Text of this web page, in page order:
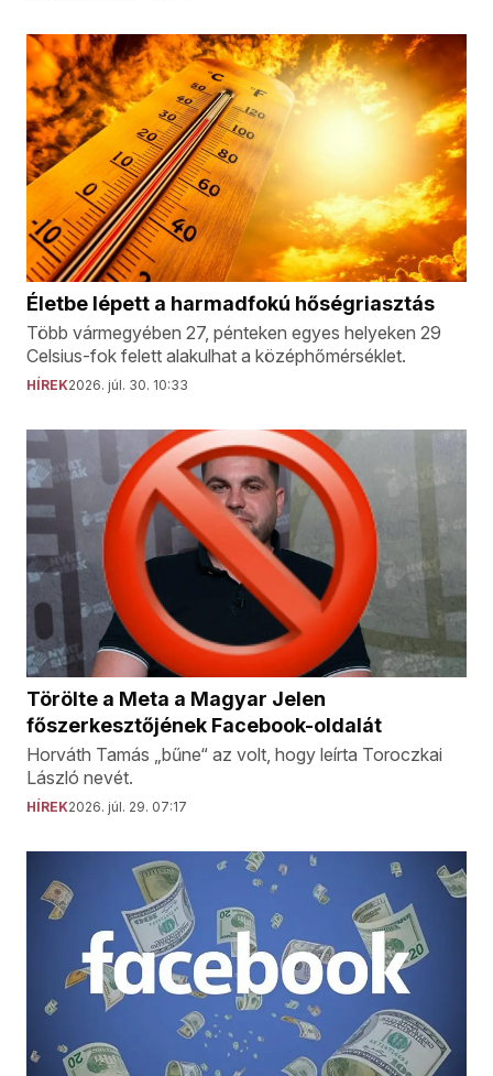
Életbe lépett a harmadfokú hőségriasztás
Több vármegyében 27, pénteken egyes helyeken 29
Celsius-fok felett alakulhat a középhőmérséklet.
HÍREK2026. júl. 30. 10:33
Törölte a Meta a Magyar Jelen
főszerkesztőjének Facebook-oldalát
Horváth Tamás „bűne“ az volt, hogy leírta Toroczkai
László nevét.
HÍREK2026. júl. 29. 07:17